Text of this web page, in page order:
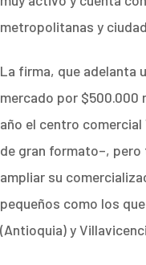
metropolitanas y
La firma, que adelanta
mercado por $500.000
año el centro
de gran formato–,
ampliar su
pequeños como los
(Antioquia) y